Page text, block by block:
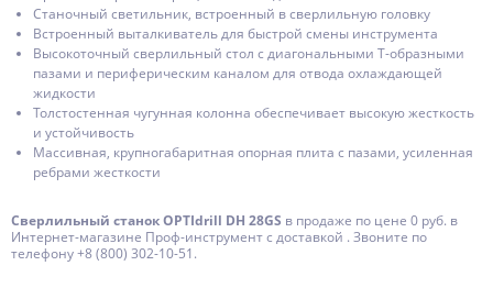
Станочный светильник, встроенный в сверлильную головку
Встроенный выталкиватель для быстрой смены инструмента
Высокоточный сверлильный стол с диагональными Т-образными
пазами и периферическим каналом для отвода охлаждающей
жидкости
Толстостенная чугунная колонна обеспечивает высокую жесткость
и устойчивость
Массивная, крупногабаритная опорная плита с пазами, усиленная
ребрами жесткости
Сверлильный станок OPTIdrill DH 28GS в продаже по цене 0 руб. в
Интернет-магазине Проф-инструмент с доставкой . Звоните по
телефону +8 (800) 302-10-51.